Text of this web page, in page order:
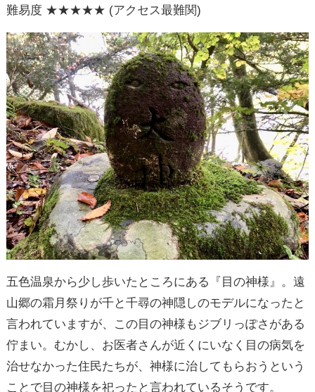
難易度 ★★★★★ (アクセス最難関)
五色温泉から少し歩いたところにある『目の神様』。遠
山郷の霜月祭りが千と千尋の神隠しのモデルになったと
言われていますが、この目の神様もジブリっぽさがある
佇まい。むかし、お医者さんが近くにいなく目の病気を
治せなかった住民たちが、神様に治してもらおうという
ことで目の神様を祀ったと言われているそうです。